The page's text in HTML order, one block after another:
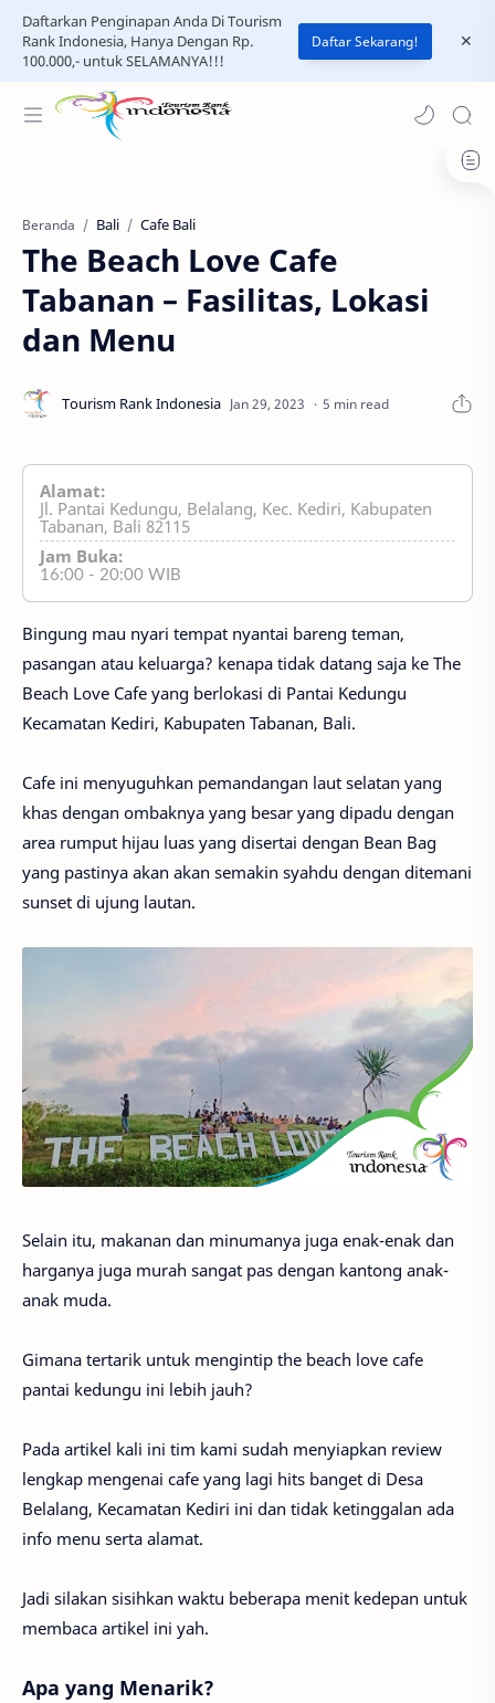
Daftarkan Penginapan Anda Di Tourism
Rank Indonesia, Hanya Dengan Rp.
100.000,- untuk SELAMANYA!!!
Daftar Sekarang!
Beranda Bali Cafe Bali
The Beach Love Cafe
Tabanan – Fasilitas, Lokasi
dan Menu
5 min read
Alamat:
Jl. Pantai Kedungu, Belalang, Kec. Kediri, Kabupaten
Tabanan, Bali 82115
Jam Buka:
16:00 - 20:00 WIB
Bingung mau nyari tempat nyantai bareng teman,
pasangan atau keluarga? kenapa tidak datang saja ke The
Beach Love Cafe yang berlokasi di Pantai Kedungu
Kecamatan Kediri, Kabupaten Tabanan, Bali.
Cafe ini menyuguhkan pemandangan laut selatan yang
khas dengan ombaknya yang besar yang dipadu dengan
area rumput hijau luas yang disertai dengan Bean Bag
yang pastinya akan akan semakin syahdu dengan ditemani
sunset di ujung lautan.
Selain itu, makanan dan minumanya juga enak-enak dan
harganya juga murah sangat pas dengan kantong anak-
anak muda.
Gimana tertarik untuk mengintip the beach love cafe
pantai kedungu ini lebih jauh?
Pada artikel kali ini tim kami sudah menyiapkan review
lengkap mengenai cafe yang lagi hits banget di Desa
Belalang, Kecamatan Kediri ini dan tidak ketinggalan ada
info menu serta alamat.
Jadi silakan sisihkan waktu beberapa menit kedepan untuk
membaca artikel ini yah.
Apa yang Menarik?